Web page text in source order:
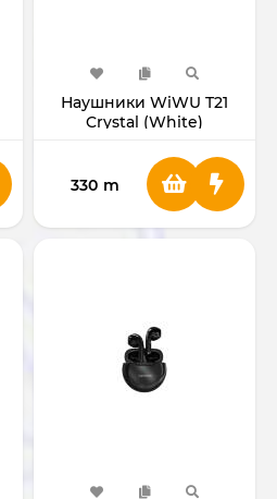
Наушники WiWU T21
Crystal (White)
330 m